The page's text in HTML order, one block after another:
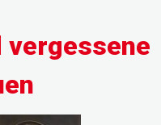
vergessene